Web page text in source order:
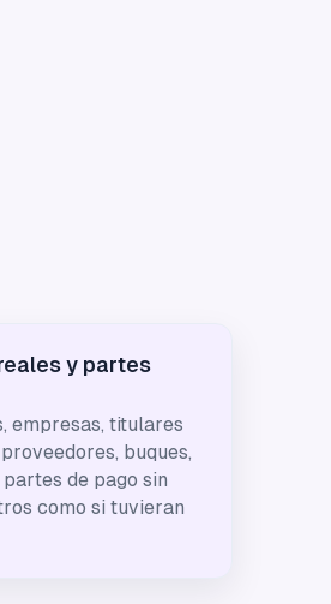
y partes
empresas, titulares
buques,
de pago sin
como si tuvieran